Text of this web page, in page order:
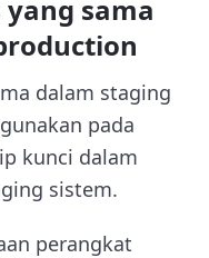
sama
dalam staging
pada
kunci dalam
sistem.
perangkat